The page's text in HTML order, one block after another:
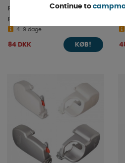
Fiamma Ögla Till Vev
F45S/TI/I Vit
4-9 dage
84 DKK KØB!
Continue to